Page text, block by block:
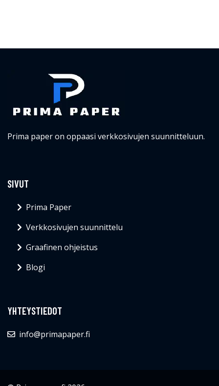
Prima paper on oppaasi verkkosivujen suunnitteluun.
SIVUT
Prima Paper
Verkkosivujen suunnittelu
Graafinen ohjeistus
Blogi
YHTEYSTIEDOT
info@primapaper.fi